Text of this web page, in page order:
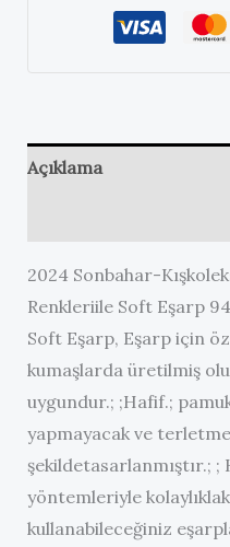
Açıklama
2024 Sonbahar-
Renkleriile Soft Eşarp
Soft Eşarp, Eşarp için
kumaşlarda üretilmiş
uygundur.; ;Hafif.;
yapmayacak ve
şekildetasarlanmıştır.;
yöntemleriyle
kullanabileceğiniz